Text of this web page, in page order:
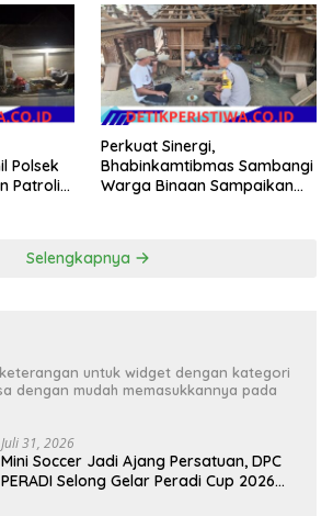
Polsek
Patroli
Perkuat Sinergi,
Bhabinkamtibmas Sambangi
Warga Binaan Sampaikan
Selengkapnya
untuk widget dengan kategori
dengan mudah memasukkannya pada
Juli 31, 2026
Mini Soccer Jadi Ajang Persatuan, DPC
PERADI Selong Gelar Peradi Cup 2026